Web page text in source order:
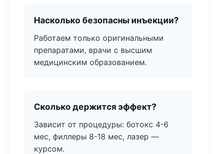
Насколько безопасны инъекции?
Работаем только оригинальными
препаратами, врачи с высшим
медицинским образованием.
Сколько держится эффект?
Зависит от процедуры: ботокс 4-6
мес, филлеры 8-18 мес, лазер —
курсом.